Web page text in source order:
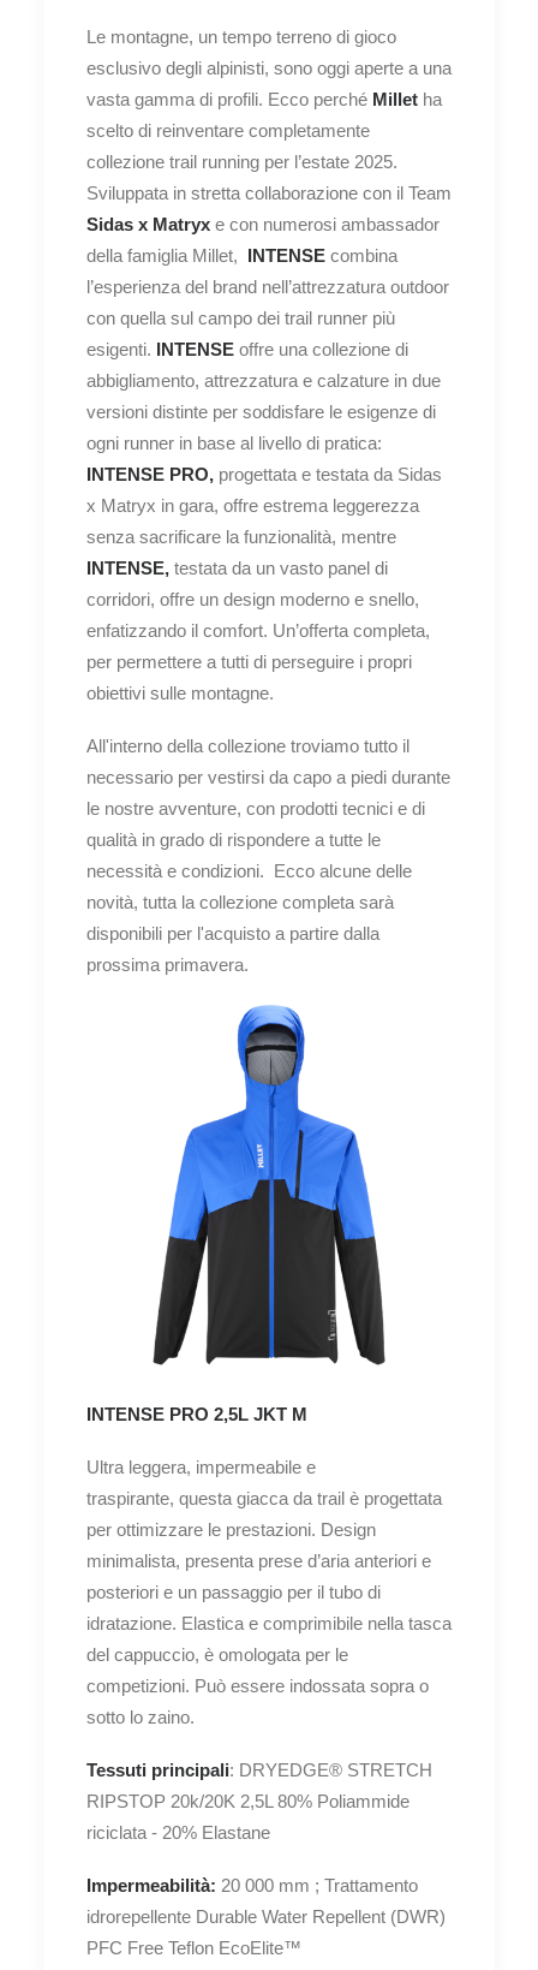
Le montagne, un tempo terreno di gioco
esclusivo degli alpinisti, sono oggi aperte a una
vasta gamma di profili. Ecco perché Millet ha
scelto di reinventare completamente
collezione trail running per l’estate 2025.
Sviluppata in stretta collaborazione con il Team
Sidas x Matryx e con numerosi ambassador
della famiglia Millet, INTENSE combina
l’esperienza del brand nell’attrezzatura outdoor
con quella sul campo dei trail runner più
esigenti. INTENSE offre una collezione di
abbigliamento, attrezzatura e calzature in due
versioni distinte per soddisfare le esigenze di
ogni runner in base al livello di pratica:
INTENSE PRO, progettata e testata da Sidas
x Matryx in gara, offre estrema leggerezza
senza sacrificare la funzionalità, mentre
INTENSE, testata da un vasto panel di
corridori, offre un design moderno e snello,
enfatizzando il comfort. Un’offerta completa,
per permettere a tutti di perseguire i propri
obiettivi sulle montagne.
All'interno della collezione troviamo tutto il
necessario per vestirsi da capo a piedi durante
le nostre avventure, con prodotti tecnici e di
qualità in grado di rispondere a tutte le
necessità e condizioni. Ecco alcune delle
novità, tutta la collezione completa sarà
disponibili per l'acquisto a partire dalla
prossima primavera.
INTENSE PRO 2,5L JKT M
Ultra leggera, impermeabile e
traspirante, questa giacca da trail è progettata
per ottimizzare le prestazioni. Design
minimalista, presenta prese d’aria anteriori e
posteriori e un passaggio per il tubo di
idratazione. Elastica e comprimibile nella tasca
del cappuccio, è omologata per le
competizioni. Può essere indossata sopra o
sotto lo zaino.
Tessuti principali: DRYEDGE® STRETCH
RIPSTOP 20k/20K 2,5L 80% Poliammide
riciclata - 20% Elastane
Impermeabilità: 20 000 mm ; Trattamento
idrorepellente Durable Water Repellent (DWR)
PFC Free Teflon EcoElite™